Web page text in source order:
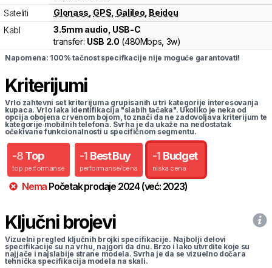
Sateliti
Glonass GPS Galileo Beidou
Kabl
3.5mm audio, USB-C
transfer: USB 2.0 (480Mbps, 3w)
Napomena: 100% tačnost specifkacije nije moguće garantovati!
Kriterijumi
Vrlo zahtevni set kriterijuma grupisanih u tri kategorije interesovanja
kupaca. Vrlo laka identifikacija "slabih tačaka". Ukoliko je neka od
opcija obojena crvenom bojom, to znači da ne zadovoljava kriterijum te
kategorije mobilnih telefona. Svrha je da ukaže na nedostatak
očekivane funkcionalnosti u specifičnom segmentu.
-8 Top
top performanse
-1 Best Buy
performanse/cena
-1 Budget
niska cena
Nema Početak prodaje 2024(već: 2023)
Ključni brojevi
Vizuelni pregled ključnih brojki specifikacije. Najbolji delovi
specifikacije su na vrhu, najgori da dnu. Brzo i lako utvrdite koje su
najjače i najslabije strane modela. Svrha je da se vizuelno dočara
tehnička specifikacija modela na skali.